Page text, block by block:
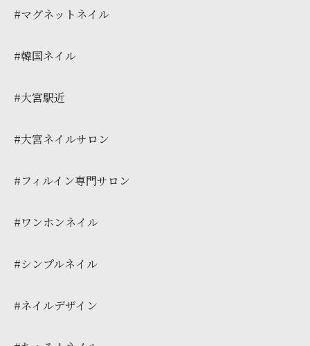
#マグネットネイル
#韓国ネイル
#大宮駅近
#大宮ネイルサロン
#フィルイン専門サロン
#ワンホンネイル
#シンプルネイル
#ネイルデザイン